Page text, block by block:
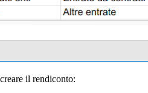
il rendiconto: